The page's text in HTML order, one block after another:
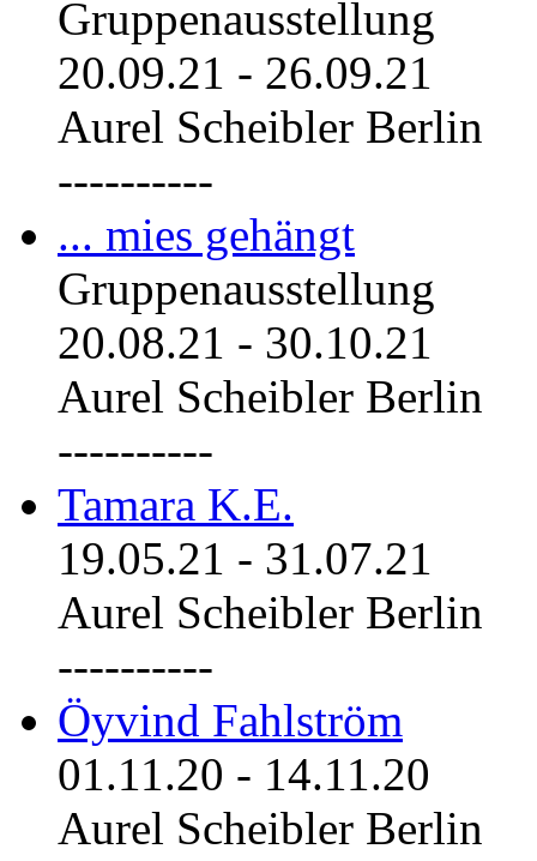
Gruppenausstellung
20.09.21 - 26.09.21
Aurel Scheibler Berlin
----------
... mies gehängt
Gruppenausstellung
20.08.21 - 30.10.21
Aurel Scheibler Berlin
----------
Tamara K.E.
19.05.21 - 31.07.21
Aurel Scheibler Berlin
----------
Öyvind Fahlström
01.11.20 - 14.11.20
Aurel Scheibler Berlin